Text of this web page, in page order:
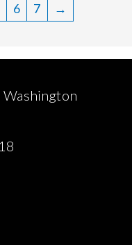
6 7 →
Washington